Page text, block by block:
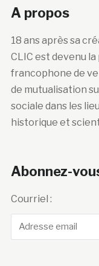
A propos
18 ans après sa
CLIC est devenu
francophone de
de mutualisation
sociale dans les
historique et
Abonnez-
Courriel :